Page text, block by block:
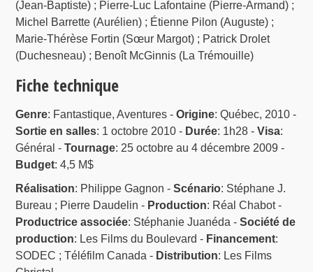
(Jean-Baptiste) ; Pierre-Luc Lafontaine (Pierre-Armand) ;
Michel Barrette (Aurélien) ; Étienne Pilon (Auguste) ;
Marie-Thérèse Fortin (Sœur Margot) ; Patrick Drolet
(Duchesneau) ; Benoît McGinnis (La Trémouille)
Fiche technique
Genre: Fantastique, Aventures -Origine: Québec, 2010 -
Sortie en salles: 1 octobre 2010 - Durée: 1h28 -Visa:
Général -Tournage: 25 octobre au 4 décembre 2009 -
Budget: 4,5 M$
Réalisation: Philippe Gagnon -Scénario: Stéphane J.
Bureau ; Pierre Daudelin - Production: Réal Chabot -
Productrice associée: Stéphanie Juanéda -Société de
production: Les Films du Boulevard - Financement:
SODEC ; Téléfilm Canada - Distribution: Les Films